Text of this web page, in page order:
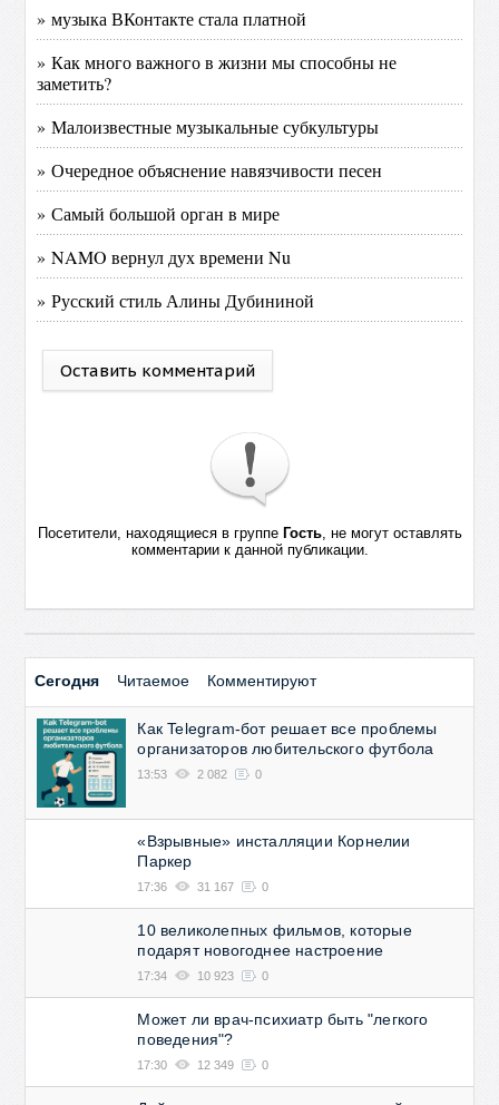
» музыка ВКонтакте стала платной
» Как много важного в жизни мы способны не
заметить?
» Малоизвестные музыкальные субкультуры
» Очередное объяснение навязчивости песен
» Самый большой орган в мире
» NAMO вернул дух времени Nu
» Русский стиль Алины Дубининой
Оставить комментарий
Посетители, находящиеся в группе Гость, не могут оставлять
комментарии к данной публикации.
Сегодня Читаемое Комментируют
Как Telegram-бот решает все проблемы
организаторов любительского футбола
13:53 2 082 0
«Взрывные» инсталляции Корнелии
Паркер
17:36 31 167 0
10 великолепных фильмов, которые
подарят новогоднее настроение
17:34 10 923 0
Может ли врач-психиатр быть "легкого
поведения"?
17:30 12 349 0